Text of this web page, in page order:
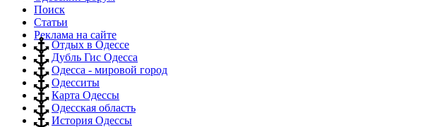
Поиск
Статьи
Реклама на сайте
Отдых в Одессе
Дубль Гис Одесса
Одесса - мировой город
Одесситы
Карта Одессы
Одесская область
История Одессы